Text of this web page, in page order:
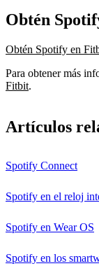
Obtén
Obtén Spotify en
Para obtener más
Fitbit.
Artículos
Spotify Connect
Spotify en el reloj
Spotify en Wear OS
Spotify en los